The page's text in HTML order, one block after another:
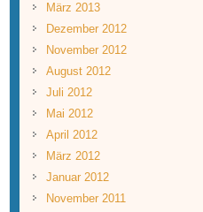
März 2013
Dezember 2012
November 2012
August 2012
Juli 2012
Mai 2012
April 2012
März 2012
Januar 2012
November 2011